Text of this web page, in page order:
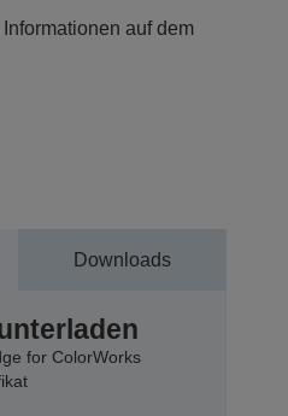
auf dem
Downloads
for ColorWorks